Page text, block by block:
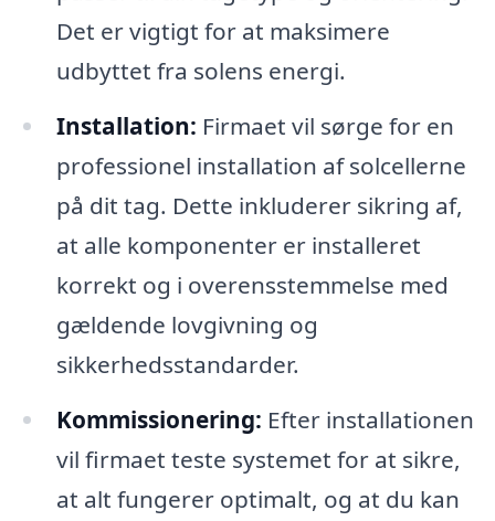
Det er vigtigt for at maksimere
udbyttet fra solens energi.
Installation: Firmaet vil sørge for en
professionel installation af solcellerne
på dit tag. Dette inkluderer sikring af,
at alle komponenter er installeret
korrekt og i overensstemmelse med
gældende lovgivning og
sikkerhedsstandarder.
Kommissionering: Efter installationen
vil firmaet teste systemet for at sikre,
at alt fungerer optimalt, og at du kan